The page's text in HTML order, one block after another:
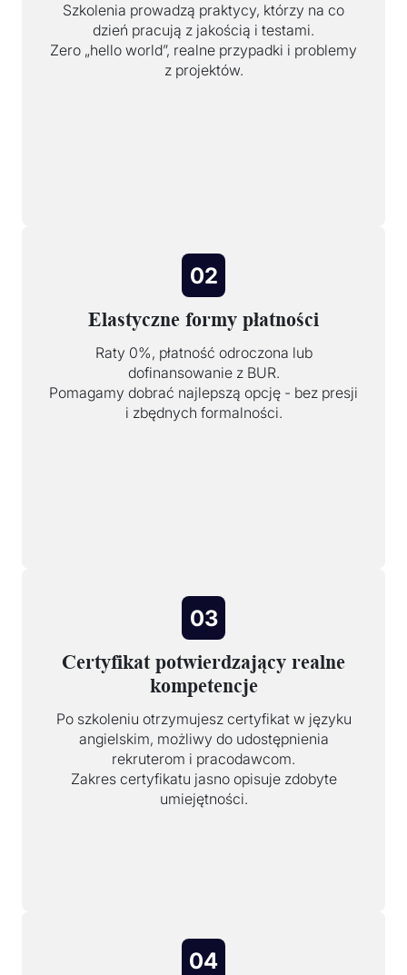
Szkolenia prowadzą praktycy, którzy na co
dzień pracują z jakością i testami.
Zero „hello world”, realne przypadki i problemy
z projektów.
02
Elastyczne formy płatności
Raty 0%, płatność odroczona lub
dofinansowanie z BUR.
Pomagamy dobrać najlepszą opcję - bez presji
i zbędnych formalności.
03
Certyfikat potwierdzający realne
kompetencje
Po szkoleniu otrzymujesz certyfikat w języku
angielskim, możliwy do udostępnienia
rekruterom i pracodawcom.
Zakres certyfikatu jasno opisuje zdobyte
umiejętności.
04